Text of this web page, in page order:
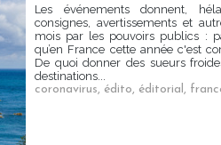
Les événements donnent,
consignes, avertissements et
mois par les pouvoirs publics :
qu’en France cette année c'est
De quoi donner des sueurs
destinations...
coronavirus, édito, éditorial,